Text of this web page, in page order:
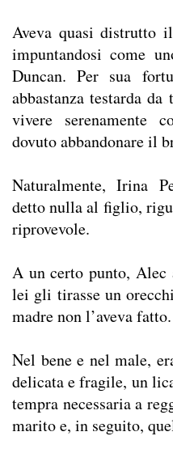
Aveva quasi distrutto
impuntandosi come
Duncan. Per sua
abbastanza testarda
vivere serenamente
dovuto abbandonare il
Naturalmente, Irina
detto nulla al figlio,
riprovevole.
A un certo punto, Alec
lei gli tirasse un
madre non l’aveva
Nel bene e nel male,
delicata e fragile, un
tempra necessaria a
marito e, in seguito,